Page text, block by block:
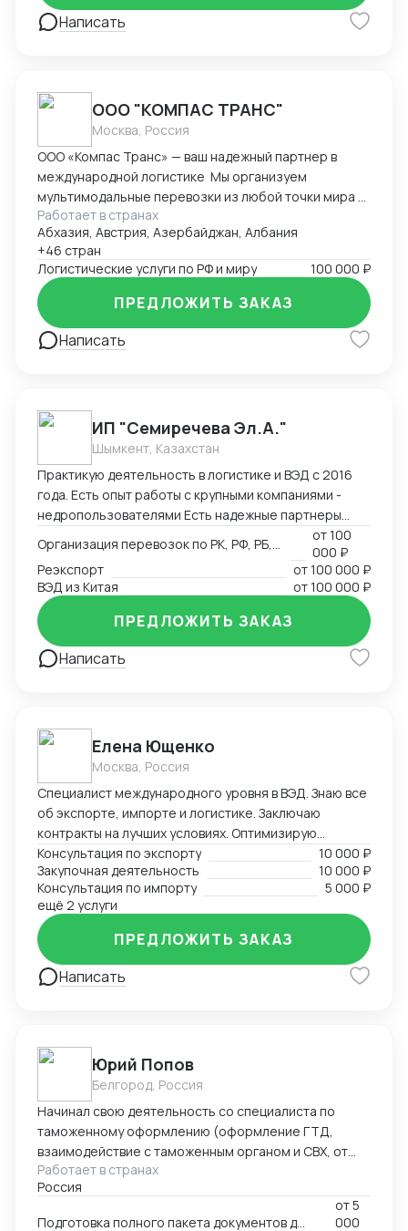
Написать
ООО "КОМПАС ТРАНС"
Москва, Россия
ООО «Компас Транс» — ваш надежный партнер в
международной логистике Мы организуем
мультимодальные перевозки из любой точки мира с
полным таможенным сопровождением.
Предоставляем комплекс складских услуг в
ключевых логистических хабах Европы, Азии и
России. Специализируемся на перевозках
температурных грузов с гарантированным
соблюдением режима. Обеспечиваем доставку
сборных и генеральных грузов с ежедневным
преимущества: Таможенное оформление под ключ
Собственный парк температурных контейнеров
Персональный менеджер 24/7 Фиксированные
сроки доставки
Работает в странах
Абхазия, Австрия, Азербайджан, Албания
+46 стран
Логистические услуги по РФ и миру
100 000 ₽
Написать
ПРЕДЛОЖИТЬ ЗАКАЗ
ИП "Семиречева Эл.А."
Шымкент, Казахстан
Практикую деятельность в логистике и ВЭД с 2016
года. Есть опыт работы с крупными компаниями -
недропользователями Есть надежные партнеры
(сертификация, таможенное офрмление, частные
перевозчики)
от100
000 ₽
Реэкспорт
от100 000 ₽
ВЭД из Китая
от100 000 ₽
Написать
ПРЕДЛОЖИТЬ ЗАКАЗ
Елена Ющенко
Москва, Россия
Специалист международного уровня в ВЭД. Знаю все
об экспорте, импорте и логистике. Заключаю
контракты на лучших условиях. Оптимизирую
логистику и обеспечивая скорость поставок.
Консультация по экспорту
10 000 ₽
Закупочная деятельность
10 000 ₽
Консультация по импорту
5 000 ₽
ещё 2 услуги
Написать
ПРЕДЛОЖИТЬ ЗАКАЗ
Юрий Попов
Белгород, Россия
Начинал свою деятельность со специалиста по
таможенному оформлению (оформление ГТД,
взаимодействие с таможенным органом и СВХ, от
закрытия процедуры ВТТ до выпуска товара), после
работал руководителем предприятия (полный цикл
таможенного оформления, оптовые продажи всё
Работает в странах
Россия
Подготовка полного пакета документов для экспортно-импортных поставок
от5
000